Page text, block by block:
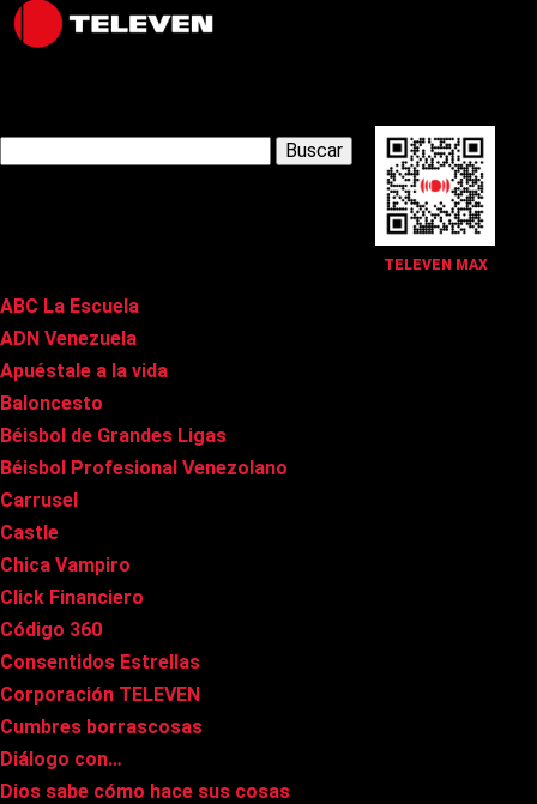
TELEVEN MAX
Latest Posts
ABC La Escuela
ADN Venezuela
Apuéstale a la vida
Baloncesto
Béisbol de Grandes Ligas
Béisbol Profesional Venezolano
Carrusel
Castle
Chica Vampiro
Click Financiero
Código 360
Consentidos Estrellas
Corporación TELEVEN
Cumbres borrascosas
Diálogo con…
Dios sabe cómo hace sus cosas